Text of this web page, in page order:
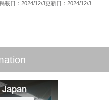
載日：2024/12/3更新日：2024/12/3